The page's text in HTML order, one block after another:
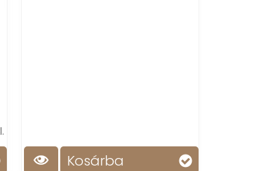
Kosárba